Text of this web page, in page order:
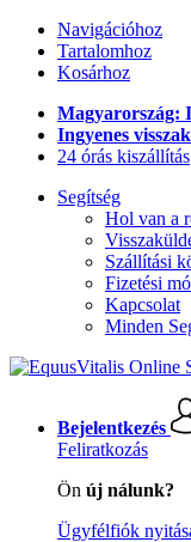
Navigációhoz
Tartalomhoz
Kosárhoz
Magyarország:
Ingyenes
24 órás kiszállítás
Segítség
Hol van a
Szállítási
Fizetési
Kapcsolat
Minden
Bejelentkezés
Feliratkozás
Ön új nálunk?
Ügyfélfiók